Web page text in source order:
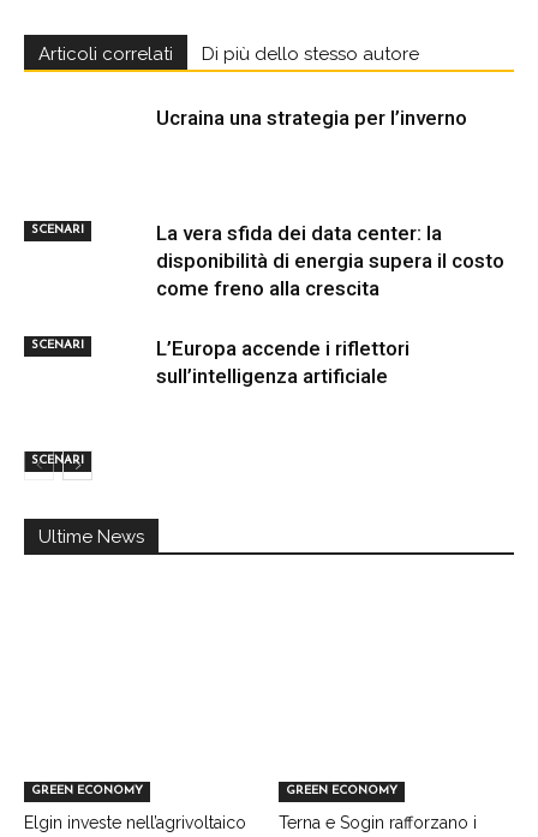
Articoli correlati Di più dello stesso autore
SCENARI
Ucraina una strategia per l’inverno
SCENARI
La vera sfida dei data center: la
disponibilità di energia supera il costo
come freno alla crescita
SCENARI
L’Europa accende i riflettori
sull’intelligenza artificiale
Ultime News
GREEN ECONOMY
Elgin investe nell’agrivoltaico
GREEN ECONOMY
Terna e Sogin rafforzano i